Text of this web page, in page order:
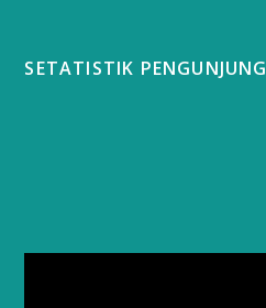
SETATISTIK PENGUNJUNG